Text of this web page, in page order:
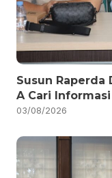
Susun Raperda
A Cari
03/08/2026